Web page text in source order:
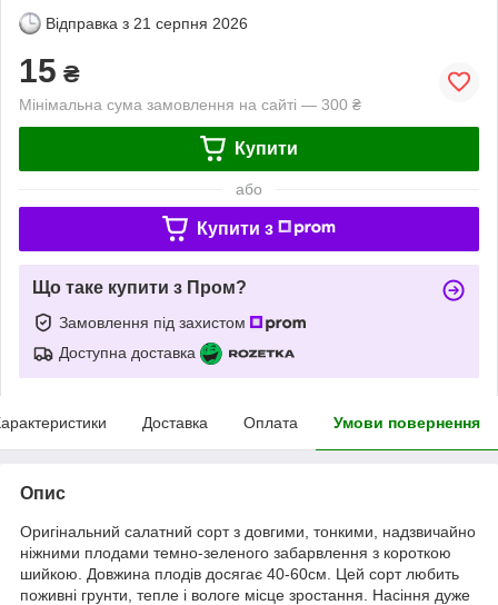
Відправка з 21 серпня 2026
15 ₴
Мінімальна сума замовлення на сайті — 300 ₴
Купити
або
Купити з
Що таке купити з Пром?
Замовлення під захистом
Доступна доставка
Доставка Оплата Умови повернення
Опис
Оригінальний салатний сорт з довгими, тонкими, надзвичайно
ніжними плодами темно-зеленого забарвлення з короткою
шийкою. Довжина плодів досягає 40-60см. Цей сорт любить
поживні грунти, тепле і вологе місце зростання. Насіння дуже